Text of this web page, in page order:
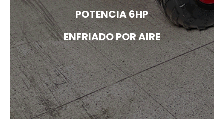
POTENCIA 6HP
ENFRIADO POR AIRE